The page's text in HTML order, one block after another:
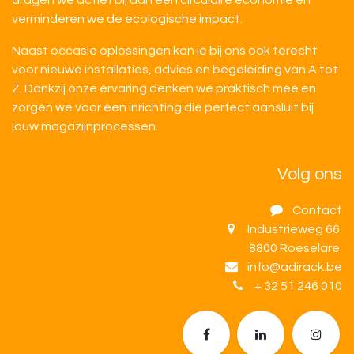
verminderen we de ecologische impact.
Naast occasie oplossingen kan je bij ons ook terecht
voor nieuwe installaties, advies en begeleiding van A tot
Z. Dankzij onze ervaring denken we praktisch mee en
zorgen we voor een inrichting die perfect aansluit bij
jouw magazijnprocessen.
Volg ons
Contact
Industrieweg 66
8800 Roeselare
info@adirack.be
+ 32 51 246 010